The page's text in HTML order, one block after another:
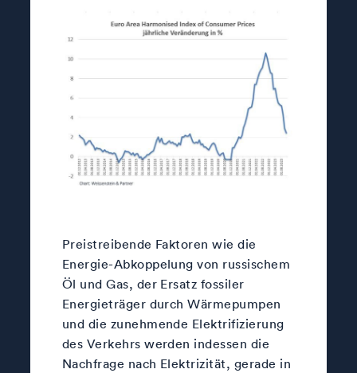
Preistreibende Faktoren wie die
Energie-Abkoppelung von russischem
Öl und Gas, der Ersatz fossiler
Energieträger durch Wärmepumpen
und die zunehmende Elektrifizierung
des Verkehrs werden indessen die
Nachfrage nach Elektrizität, gerade in